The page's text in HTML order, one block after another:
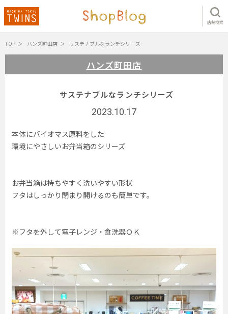
店舗検索
TOP ハンズ町田店 サステナブルなランチシリーズ
ハンズ町田店
サステナブルなランチシリーズ
2023.10.17
本体にバイオマス原料をした
環境にやさしいお弁当箱のシリーズ
お弁当箱は持ちやすく洗いやすい形状
フタはしっかり閉まり開けるのも簡単です。
※フタを外して電子レンジ・食洗器ＯＫ